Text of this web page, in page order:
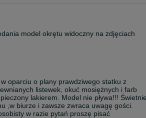
model okrętu widoczny na zdjęciach
oparciu o plany prawdziwego statku z
listewek, okuć mosiężnych i farb
lakierem. Model nie pływa!!!
,w biurze i zawsze zwraca uwagę gości.
w razie pytań proszę pisać